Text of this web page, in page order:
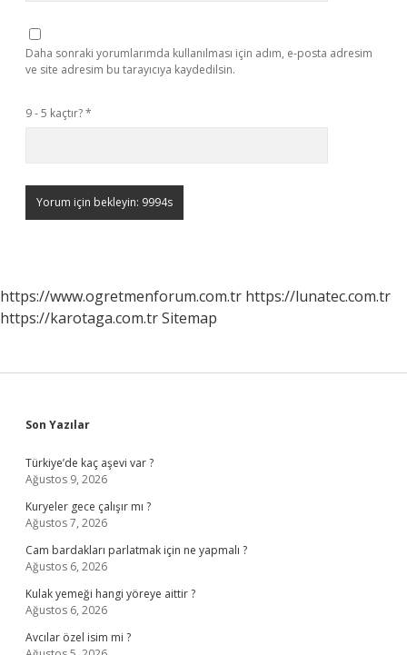
Daha sonraki yorumlarımda kullanılması için adım, e-posta adresim
ve site adresim bu tarayıcıya kaydedilsin.
9 - 5 kaçtır?*
https://www.ogretmenforum.com.tr https://lunatec.com.tr
https://karotaga.com.trSitemap
Sidebar
Son Yazılar
Türkiye’de kaç aşevi var ?
Ağustos 9, 2026
Kuryeler gece çalışır mı ?
Ağustos 7, 2026
Cam bardakları parlatmak için ne yapmalı ?
Ağustos 6, 2026
Kulak yemeği hangi yöreye aittir ?
Ağustos 6, 2026
Avcılar özel isim mi ?